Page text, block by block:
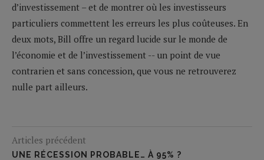
d’investissement – et de montrer où les investisseurs
particuliers commettent les erreurs les plus coûteuses. En
deux mots, Bill offre un regard lucide sur le monde de
l’économie et de l’investissement -- un point de vue
contrarien et sans concession, que vous ne retrouverez
nulle part ailleurs.
Articles précédent
UNE RÉCESSION PROBABLE… À 95% ?